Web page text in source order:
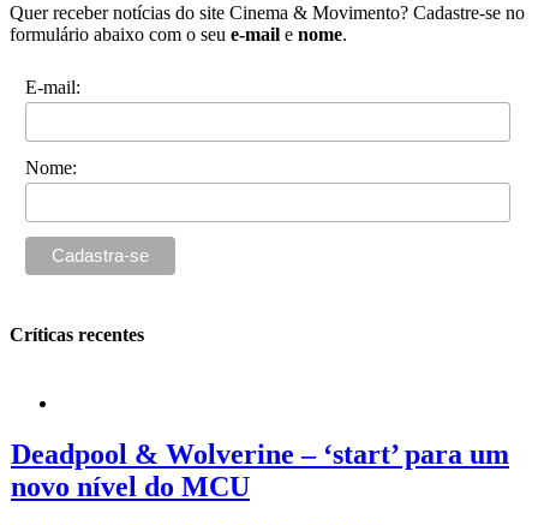
Quer receber notícias do site Cinema & Movimento? Cadastre-se no
formulário abaixo com o seu e-mail e nome.
E-mail:
Nome:
Críticas recentes
Deadpool & Wolverine – ‘start’ para um
novo nível do MCU